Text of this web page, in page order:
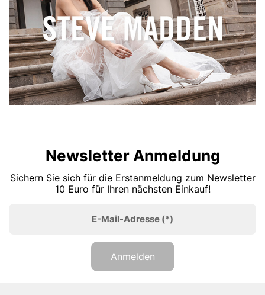
Newsletter Anmeldung
Sichern Sie sich für die Erstanmeldung zum Newsletter
10 Euro für Ihren nächsten Einkauf!
E-Mail-Adresse (*)
Anmelden